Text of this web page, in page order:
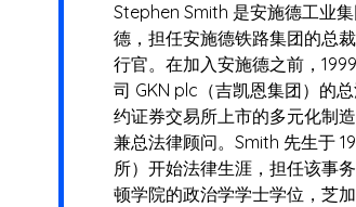
Stephen Smith 是安施德工业
德，担任安施德铁路集团的总
行官。在加入安施德之前，
司 GKN plc（吉凯恩集团）的
约证券交易所上市的多元化制
兼总法律顾问。Smith 先生于
所）开始法律生涯，担任该事
顿学院的政治学学士学位，芝